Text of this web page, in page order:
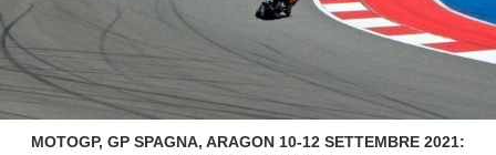
MOTOGP, GP SPAGNA, ARAGON 10-12 SETTEMBRE 2021: